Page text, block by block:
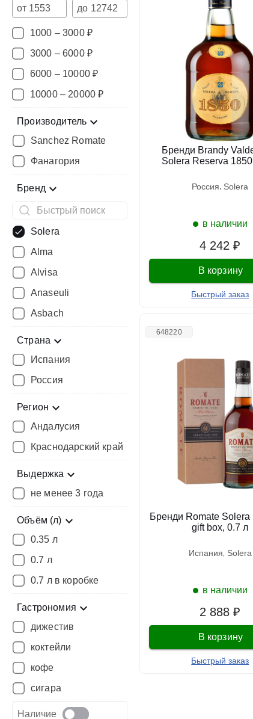
от до
1000 – 3000 ₽
3000 – 6000 ₽
6000 – 10000 ₽
10000 – 20000 ₽
Производитель
Sanchez Romate
Фанагория
Бренд
Solera
Alma
Alvisa
Anaseuli
Asbach
Страна
Испания
Россия
Регион
Андалусия
Краснодарский край
Выдержка
не менее 3 года
Объём (л)
0.35 л
0.7 л
0.7 л в коробке
Гастрономия
дижестив
коктейли
кофе
сигара
Наличие
4 242 ₽
Бренди Brandy
Solera Reserva
россия solera
В корзину
Быстрый заказ
в наличии
648220
2 888 ₽
Бренди Romate Solera
gift box, 0.7 л
испания solera
В корзину
Быстрый заказ
в наличии